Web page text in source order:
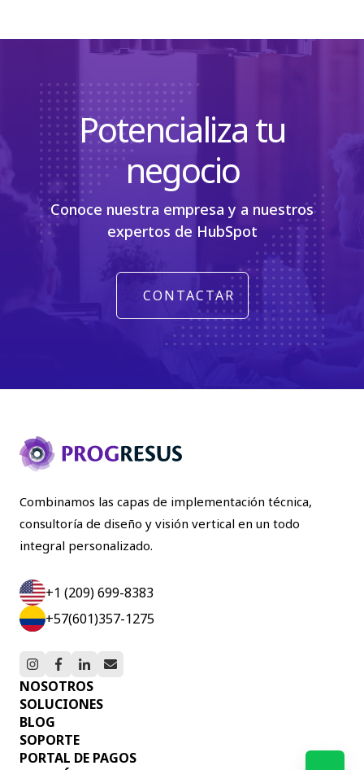
Potencializa tu
negocio
Conoce nuestra empresa y a nuestros
expertos de HubSpot
CONTACTAR
Combinamos las capas de implementación técnica,
consultoría de diseño y visión vertical en un todo
integral personalizado.
+1 (209) 699-8383
+57(601)357-1275
NOSOTROS
SOLUCIONES
BLOG
SOPORTE
PORTAL DE PAGOS